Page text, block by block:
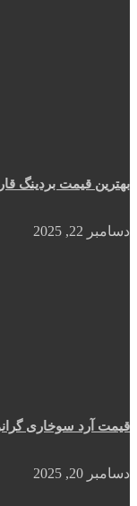
بهترین قیمت بردینگ قارچ 1 کیلویی در آذر
دسامبر 22, 2025
قیمت آرد سوخاری گرانولی نارنجی
دسامبر 20, 2025